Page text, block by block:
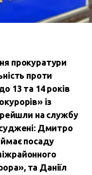
прокуратури
проти
13 та 14 років
із
на службу
Дмитро
посаду
та Даніїл